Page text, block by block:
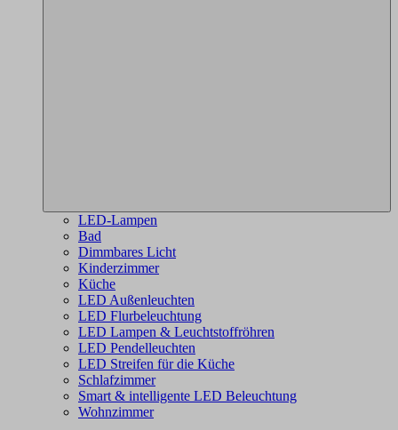
LED-Lampen
Bad
Dimmbares Licht
Kinderzimmer
Küche
LED Außenleuchten
LED Flurbeleuchtung
LED Lampen & Leuchtstoffröhren
LED Pendelleuchten
LED Streifen für die Küche
Schlafzimmer
Smart & intelligente LED Beleuchtung
Wohnzimmer